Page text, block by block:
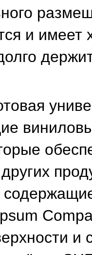
и имеет
других
и